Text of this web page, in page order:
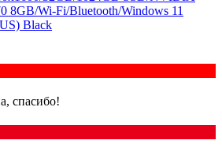
8GB/Wi-Fi/Bluetooth/Windows 11
Black
спасибо!